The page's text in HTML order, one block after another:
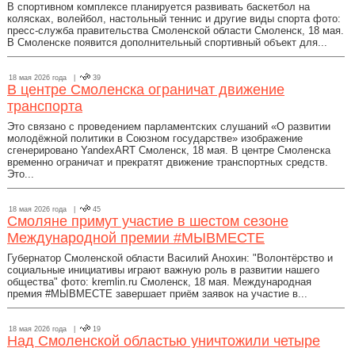
В спортивном комплексе планируется развивать баскетбол на
колясках, волейбол, настольный теннис и другие виды спорта фото:
пресс-служба правительства Смоленской области Смоленск, 18 мая.
В Смоленске появится дополнительный спортивный объект для...
18 мая 2026 года | 39
В центре Смоленска ограничат движение
транспорта
Это связано с проведением парламентских слушаний «О развитии
молодёжной политики в Союзном государстве» изображение
сгенерировано YandexART Смоленск, 18 мая. В центре Смоленска
временно ограничат и прекратят движение транспортных средств.
Это...
18 мая 2026 года | 45
Смоляне примут участие в шестом сезоне
Международной премии #МЫВМЕСТЕ
Губернатор Смоленской области Василий Анохин: "Волонтёрство и
социальные инициативы играют важную роль в развитии нашего
общества" фото: kremlin.ru Смоленск, 18 мая. Международная
премия #МЫВМЕСТЕ завершает приём заявок на участие в...
18 мая 2026 года | 19
Над Смоленской областью уничтожили четыре